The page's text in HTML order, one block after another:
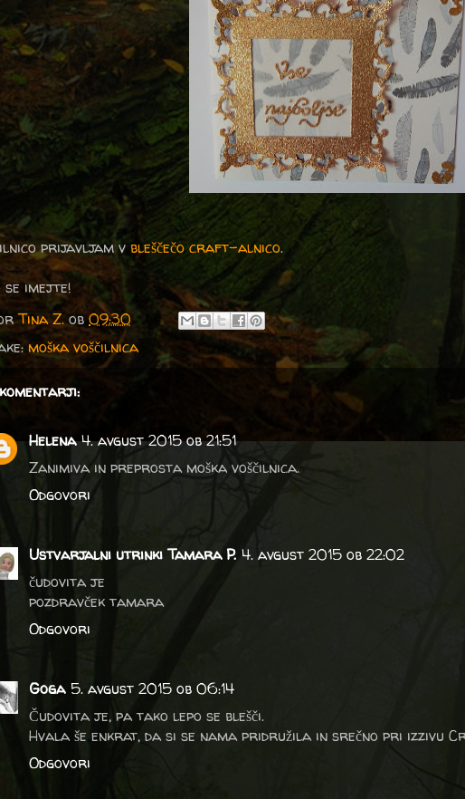
prijavljam vbleščečo craft-alnico.
se imejte!
Tina Z. ob09:30
moška voščilnica
Helena 4. avgust 2015 ob 21:51
Zanimiva in preprosta moška voščilnica.
Odgovori
Ustvarjalni utrinki Tamara P. 4. avgust 2015 ob 22:02
čudovita je
pozdravček tamara
Odgovori
Goga 5. avgust 2015 ob 06:14
Čudovita je, pa tako lepo se blešči.
Hvala še enkrat, da si se nama pridružila in srečno pri izzivu
Odgovori